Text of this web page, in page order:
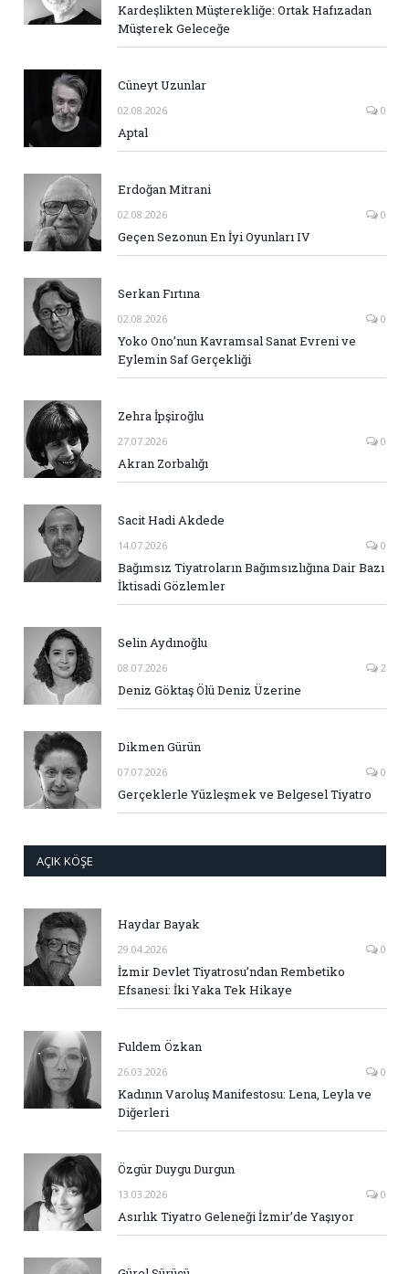
Kardeşlikten Müşterekliğe: Ortak Hafızadan
Müşterek Geleceğe
Cüneyt Uzunlar
02.08.2026 0
Aptal
Erdoğan Mitrani
02.08.2026 0
Geçen Sezonun En İyi Oyunları IV
Serkan Fırtına
02.08.2026 0
Yoko Ono’nun Kavramsal Sanat Evreni ve
Eylemin Saf Gerçekliği
Zehra İpşiroğlu
27.07.2026 0
Akran Zorbalığı
Sacit Hadi Akdede
14.07.2026 0
Bağımsız Tiyatroların Bağımsızlığına Dair Bazı
İktisadi Gözlemler
Selin Aydınoğlu
08.07.2026 2
Deniz Göktaş Ölü Deniz Üzerine
Dikmen Gürün
07.07.2026 0
Gerçeklerle Yüzleşmek ve Belgesel Tiyatro
AÇIK KÖŞE
Haydar Bayak
29.04.2026 0
İzmir Devlet Tiyatrosu’ndan Rembetiko
Efsanesi: İki Yaka Tek Hikaye
Fuldem Özkan
26.03.2026 0
Kadının Varoluş Manifestosu: Lena, Leyla ve
Diğerleri
Özgür Duygu Durgun
13.03.2026 0
Asırlık Tiyatro Geleneği İzmir’de Yaşıyor